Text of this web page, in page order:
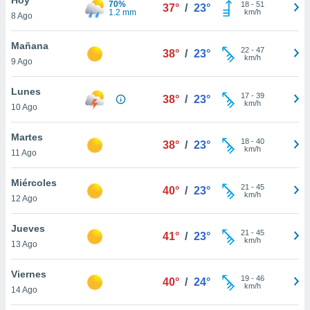
y
en
más
de
8 Ago
70%
1.2 mm
37° / 23° 18- 51
km/h
Mañana
9 Ago
38° / 23° 22- 47
km/h
Lunes
10 Ago
38° / 23° 17- 39
km/h
Martes
11 Ago
38° / 23° 18- 40
km/h
Miércoles
12 Ago
40° / 23° 21 - 45
km/h
Jueves
13 Ago
41° / 23° 21 - 45
km/h
Viernes
14 Ago
40° / 24° 19- 46
km/h